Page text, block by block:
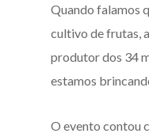
Quando falamos
cultivo de frutas,
produtor dos 34
estamos
O evento contou